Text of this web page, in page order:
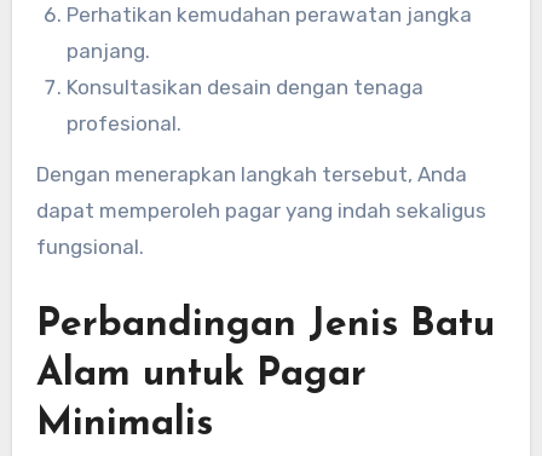
Perhatikan kemudahan perawatan jangka
panjang.
Konsultasikan desain dengan tenaga
profesional.
Dengan menerapkan langkah tersebut, Anda
dapat memperoleh pagar yang indah sekaligus
fungsional.
Perbandingan Jenis Batu
Alam untuk Pagar
Minimalis